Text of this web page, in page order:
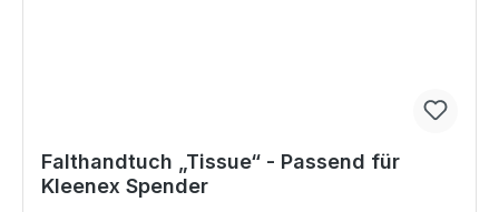
Falthandtuch „Tissue“ - Passend für
Kleenex Spender